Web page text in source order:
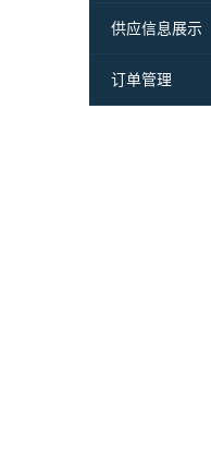
供应信息展示
订单管理